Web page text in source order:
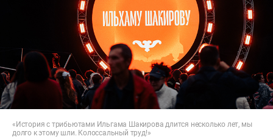
«История с трибьютами Ильгама Шакирова длится несколько лет, мы
долго к этому шли. Колоссальный труд!»